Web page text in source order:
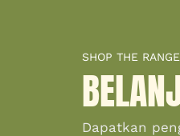
SHOP THE RANGE
Dapatkan